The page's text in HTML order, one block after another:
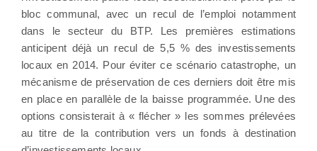
bloc communal, avec un recul de l’emploi notamment
dans le secteur du BTP. Les premières estimations
anticipent déjà un recul de 5,5 % des investissements
locaux en 2014. Pour éviter ce scénario catastrophe, un
mécanisme de préservation de ces derniers doit être mis
en place en parallèle de la baisse programmée. Une des
options consisterait à « flécher » les sommes prélevées
au titre de la contribution vers un fonds à destination